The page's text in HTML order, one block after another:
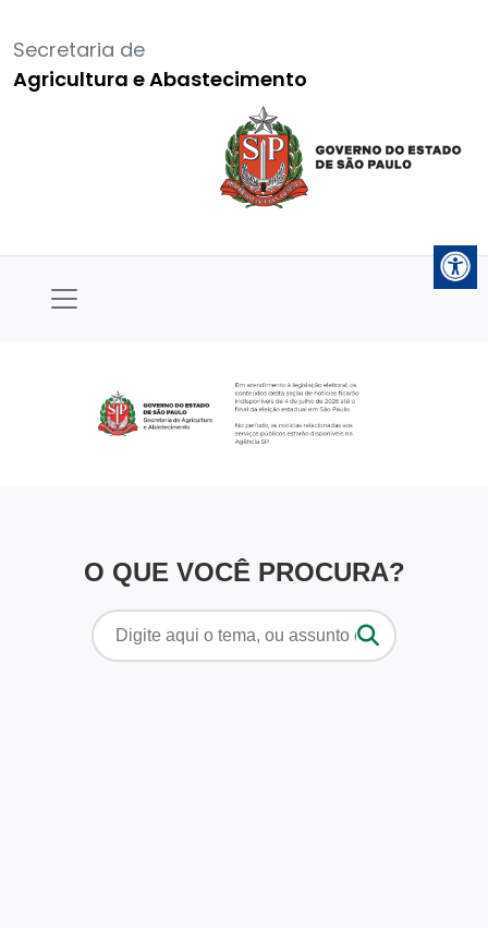
Secretaria de
Agricultura e Abastecimento
O QUE VOCÊ PROCURA?
Pesquisar
por: